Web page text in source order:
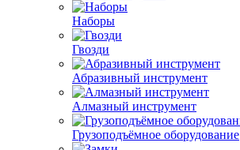
Наборы
Гвозди
Абразивный инструмент
Алмазный инструмент
Грузоподъёмное оборудование